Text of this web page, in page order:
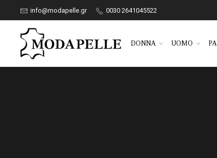
info@modapelle.gr 0030 2641045522
DONNA UOMO